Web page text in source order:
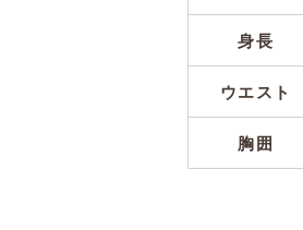
身長
ウエスト
胸囲